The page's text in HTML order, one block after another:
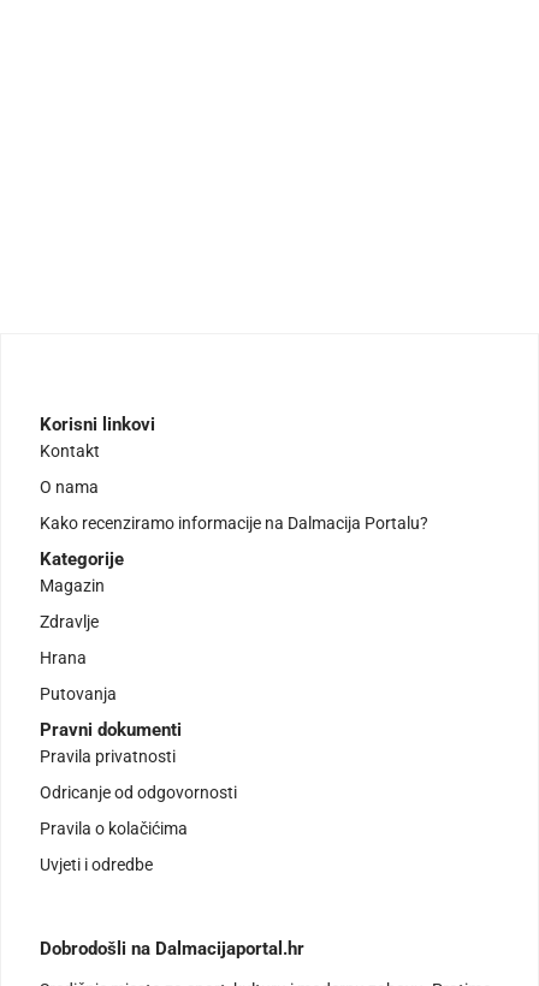
Korisni linkovi
Kontakt
O nama
Kako recenziramo informacije na Dalmacija Portalu?
Kategorije
Magazin
Zdravlje
Hrana
Putovanja
Pravni dokumenti
Pravila privatnosti
Odricanje od odgovornosti
Pravila o kolačićima
Uvjeti i odredbe
Dobrodošli na Dalmacijaportal.hr